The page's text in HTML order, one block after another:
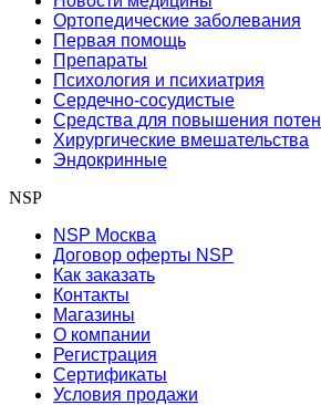
Ортопедические заболевания
Первая помощь
Препараты
Психология и психиатрия
Сердечно-сосудистые
Средства для повышения
Хирургические вмешательства
Эндокринные
NSP
NSP Москва
Договор оферты NSP
Как заказать
Контакты
Магазины
О компании
Регистрация
Сертификаты
Условия продажи